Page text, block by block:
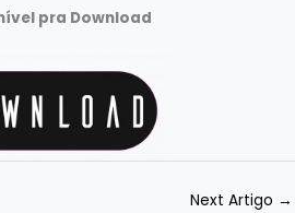
pra Download
Next Artigo →